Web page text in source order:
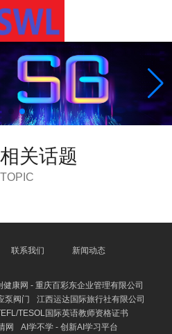
关话题
TOPIC
联系我们 新闻动态
健康网 - 重庆百彩东企业管理有限公司
泵阀门
江西运达国际旅行社有限公司
TESOL国际英语教师资格证书
网
AI学不学 - 创新AI学习平台